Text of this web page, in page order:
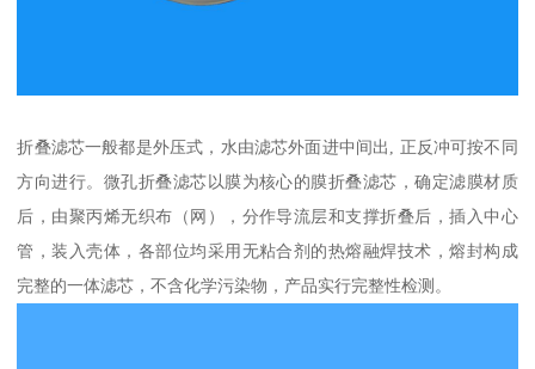
折叠滤芯一般都是外压式，水由滤芯外面进中间出, 正反冲可按不同
方向进行。微孔折叠滤芯以膜为核心的膜折叠滤芯，确定滤膜材质
后，由聚丙烯无织布（网），分作导流层和支撑折叠后，插入中心
管，装入壳体，各部位均采用无粘合剂的热熔融焊技术，熔封构成
完整的一体滤芯，不含化学污染物，产品实行完整性检测。